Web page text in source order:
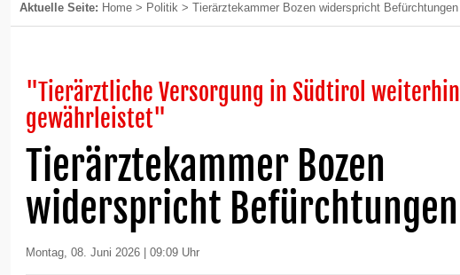
Aktuelle Seite: Home > Politik > Tierärztekammer Bozen widerspricht Befürchtungen
"Tierärztliche Versorgung in Südtirol weiterhin
gewährleistet"
Tierärztekammer Bozen
widerspricht Befürchtungen
Montag, 08. Juni 2026 | 09:09 Uhr